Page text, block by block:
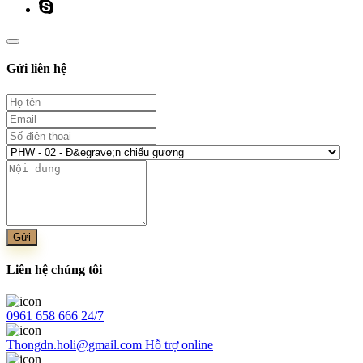
Gửi liên hệ
Gửi
Liên hệ chúng tôi
0961 658 666 24/7
Thongdn.holi@gmail.com Hỗ trợ online